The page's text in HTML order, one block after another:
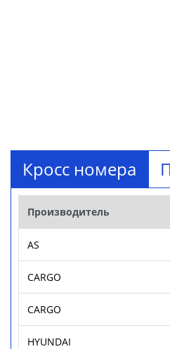
Кросс номера
Производитель
AS
CARGO
CARGO
HYUNDAI